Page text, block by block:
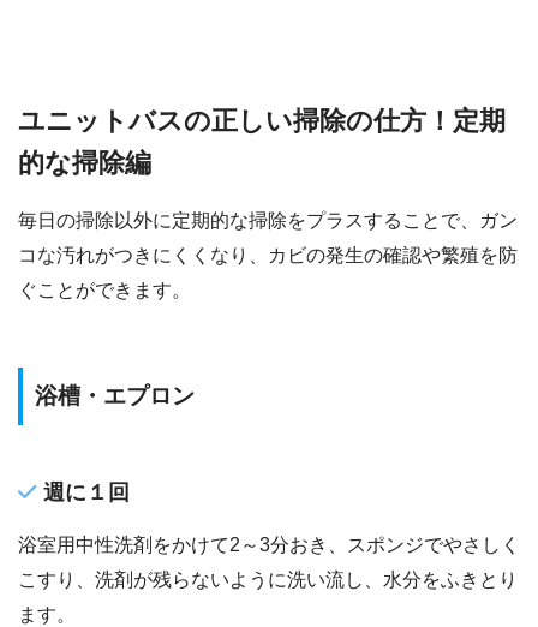
ユニットバスの正しい掃除の仕方！定期
的な掃除編
毎日の掃除以外に定期的な掃除をプラスすることで、ガン
コな汚れがつきにくくなり、カビの発生の確認や繁殖を防
ぐことができます。
浴槽・エプロン
週に１回
浴室用中性洗剤をかけて2～3分おき、スポンジでやさしく
こすり、洗剤が残らないように洗い流し、水分をふきとり
ます。